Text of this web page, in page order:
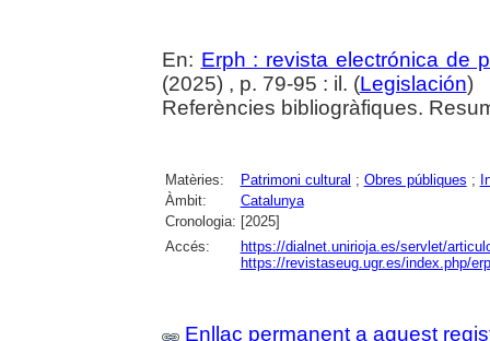
En: Erph : revista electrónica de
(2025) , p. 79-95 : il. (Legislación)
Referències bibliogràfiques.
Matèries: Patrimoni cultural ; Obres públiques ;
Àmbit:
Catalunya
Cronologia: [2025]
Accés:
https://dialnet.unirioja.es/servlet/
https://revistaseug.ugr.es/index.php/
Enllaç permanent a aquest